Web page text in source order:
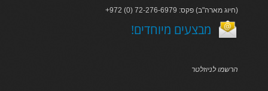
+972 (0) 72-276-6979 :חיוג מארה"ב) פקס)
!מבצעים מיוחדים
הרשמו לניוזלטר